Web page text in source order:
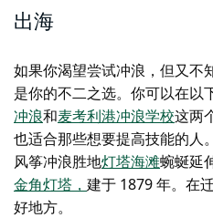
出海
如果你渴望尝试冲浪，但又不
是你的不二之选。你可以在以
冲浪和麦考利港冲浪学校这两
也适合那些想要提高技能的人。
风筝冲浪胜地灯塔海滩蜿蜒延
金角灯塔 ， 建于 1879 年。 在
好地方。